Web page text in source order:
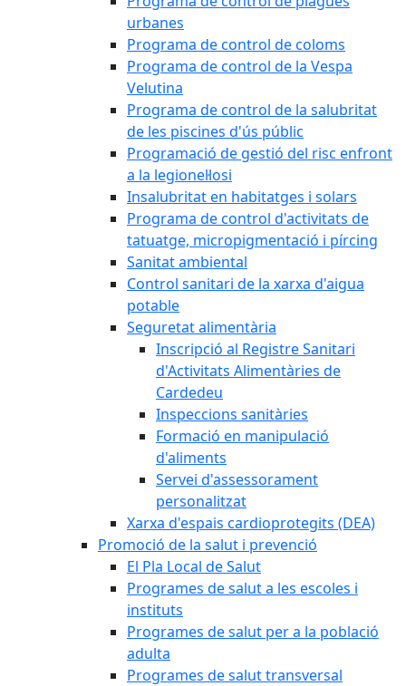
urbanes
Programa de control de coloms
Programa de control de la Vespa
Velutina
Programa de control de la salubritat
de les piscines d'ús públic
Programació de gestió del risc enfront
a la legionel·losi
Insalubritat en habitatges i solars
Programa de control d'activitats de
tatuatge, micropigmentació i pírcing
Sanitat ambiental
Control sanitari de la xarxa d'aigua
potable
Seguretat alimentària
Inscripció al Registre Sanitari
d'Activitats Alimentàries de
Cardedeu
Inspeccions sanitàries
Formació en manipulació
d'aliments
Servei d'assessorament
personalitzat
Xarxa d'espais cardioprotegits (DEA)
Promoció de la salut i prevenció
El Pla Local de Salut
Programes de salut a les escoles i
instituts
Programes de salut per a la població
adulta
Programes de salut transversal